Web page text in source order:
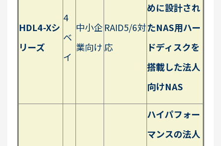
HDL4-Xシ
リーズ
4
ベ
イ
中小企
業向け
RAID5/6対
応
めに設計され
たNAS用ハー
ドディスクを
搭載した法人
向けNAS
ハイパフォー
マンスの法人